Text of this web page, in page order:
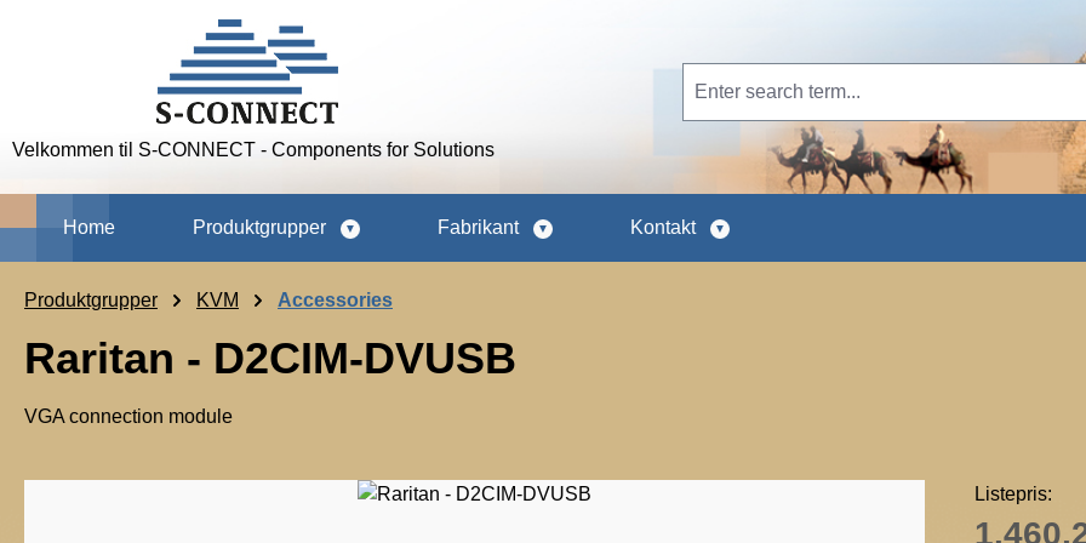
Skip to main navigation
Velkommen til S-CONNECT - Components for Solutions
Home Produktgrupper Fabrikant Kontakt
Produktgrupper KVM Accessories
Raritan - D2CIM-DVUSB
VGA connection module
Listepris: